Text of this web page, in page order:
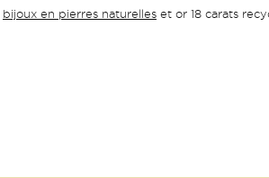
bijoux en pierres naturelleset or 18 carats